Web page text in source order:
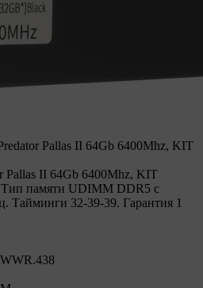
Pallas II 64Gb 6400Mhz, KIT
Pallas II 64Gb 6400Mhz, KIT
памяти UDIMM DDR5 с
Тайминги 32-39-39. Гарантия 1